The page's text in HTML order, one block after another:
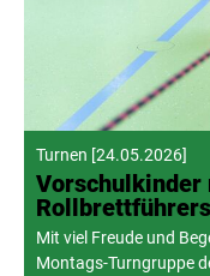
Turnen [24.05.2026]
Vorschulkinder
Mit viel Freude und
Montags-Turngruppe